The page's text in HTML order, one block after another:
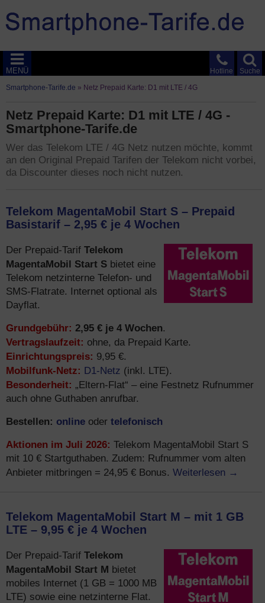
Suche
Hotline
MENÜ
Smartphone-Tarife.de » Netz Prepaid Karte: D1 mit LTE / 4G
Netz Prepaid Karte: D1 mit LTE / 4G -
Smartphone-Tarife.de
Wer das Telekom LTE / 4G Netz nutzen möchte, kommt
an den Original Prepaid Tarifen der Telekom nicht vorbei,
da Discounter dieses noch nicht nutzen.
Telekom MagentaMobil Start S – Prepaid
Basistarif – 2,95 € je 4 Wochen
Der Prepaid-Tarif Telekom
MagentaMobil Start S bietet eine
Telekom netzinterne Telefon- und
SMS-Flatrate. Internet optional als
Dayflat.
Grundgebühr: 2,95 € je 4 Wochen.
Vertragslaufzeit: ohne, da Prepaid Karte.
Einrichtungspreis: 9,95 €.
Mobilfunk-Netz: D1-Netz (inkl. LTE).
Besonderheit: „Eltern-Flat“ – eine Festnetz Rufnummer
auch ohne Guthaben anrufbar.
Bestellen: online oder telefonisch
Aktionen im Juli 2026: Telekom MagentaMobil Start S
mit 10 € Startguthaben. Zudem: Rufnummer vom alten
Anbieter mitbringen = 24,95 € Bonus. Weiterlesen →
Telekom MagentaMobil Start M – mit 1 GB
LTE – 9,95 € je 4 Wochen
Der Prepaid-Tarif Telekom
MagentaMobil Start M bietet
mobiles Internet (1 GB = 1000 MB
LTE) sowie eine netzinterne Flat.